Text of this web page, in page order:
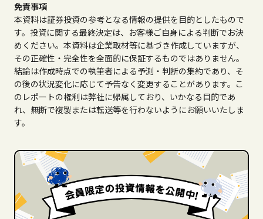
免責事項
本資料は証券投資の参考となる情報の提供を目的としたもので
す。投資に関する最終決定は、お客様ご自身による判断でお決
めください。本資料は企業取材等に基づき作成していますが、
その正確性・完全性を全面的に保証するものではありません。
結論は作成時点での執筆者による予測・判断の集約であり、そ
の後の状況変化に応じて予告なく変更することがあります。こ
のレポートの権利は弊社に帰属しており、いかなる目的であ
れ、無断で複製または転送等を行わないようにお願いいたしま
す。